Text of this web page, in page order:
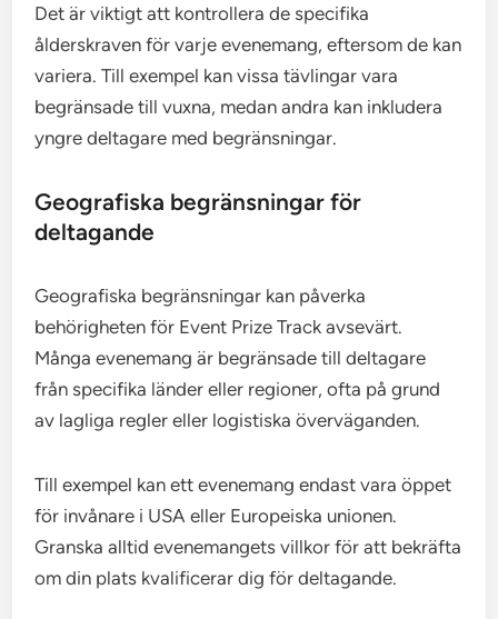
Det är viktigt att kontrollera de specifika
ålderskraven för varje evenemang, eftersom de kan
variera. Till exempel kan vissa tävlingar vara
begränsade till vuxna, medan andra kan inkludera
yngre deltagare med begränsningar.
Geografiska begränsningar för
deltagande
Geografiska begränsningar kan påverka
behörigheten för Event Prize Track avsevärt.
Många evenemang är begränsade till deltagare
från specifika länder eller regioner, ofta på grund
av lagliga regler eller logistiska överväganden.
Till exempel kan ett evenemang endast vara öppet
för invånare i USA eller Europeiska unionen.
Granska alltid evenemangets villkor för att bekräfta
om din plats kvalificerar dig för deltagande.